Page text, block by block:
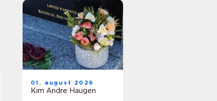
01. august 2026
Kim Andre Haugen